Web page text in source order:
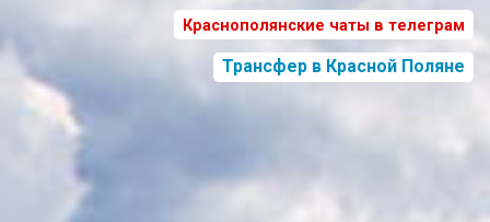
Краснополянские чаты в телеграм
Трансфер в Красной Поляне